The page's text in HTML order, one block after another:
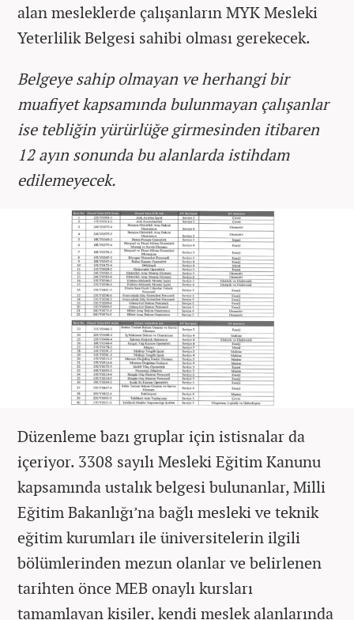
alan mesleklerde çalışanların MYK Mesleki
Yeterlilik Belgesi sahibi olması gerekecek.
Belgeye sahip olmayan ve herhangi bir
muafiyet kapsamında bulunmayan çalışanlar
ise tebliğin yürürlüğe girmesinden itibaren
12 ayın sonunda bu alanlarda istihdam
edilemeyecek.
Düzenleme bazı gruplar için istisnalar da
içeriyor. 3308 sayılı Mesleki Eğitim Kanunu
kapsamında ustalık belgesi bulunanlar, Milli
Eğitim Bakanlığı’na bağlı mesleki ve teknik
eğitim kurumları ile üniversitelerin ilgili
bölümlerinden mezun olanlar ve belirlenen
tarihten önce MEB onaylı kursları
tamamlayan kişiler, kendi meslek alanlarında